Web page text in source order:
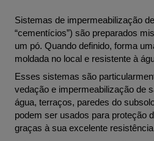
Sistemas de impermeabilização
“cementícios”) são preparados
um pó. Quando definido, forma
moldada no local e resistente à
Esses sistemas são
vedação e impermeabilização de
água, terraços, paredes do
podem ser usados para proteção
graças à sua excelente